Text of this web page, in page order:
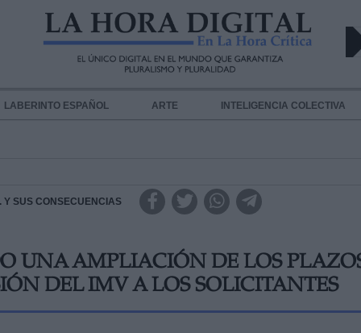
LABERINTO ESPAÑOL ARTE INTELIGENCIA COLECTIVA
Y SUS CONSECUENCIAS
UNA AMPLIACIÓN DE LOS
DEL IMV A LOS SOLICITANTES